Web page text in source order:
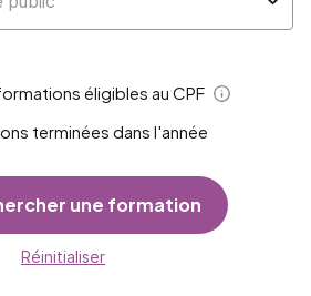
éligibles au CPF
Aide
terminées dans l'année
une formation
Réinitialiser